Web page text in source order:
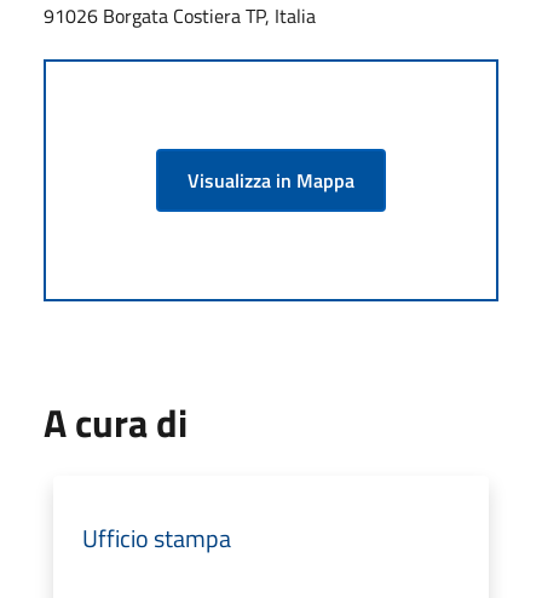
91026 Borgata Costiera TP, Italia
Visualizza in Mappa
A cura di
Ufficio stampa